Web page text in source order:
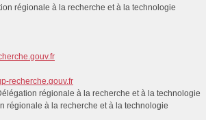
régionale à la recherche et à la technologie
recherche.gouv.fr
régionale à la recherche et à la technologie